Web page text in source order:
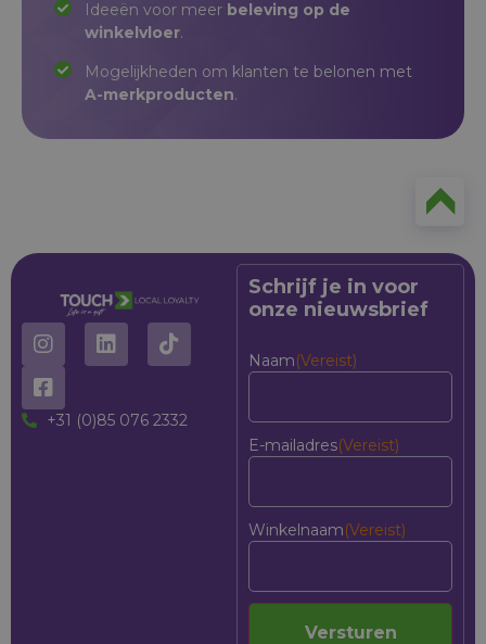
Ideeën voor meer beleving op de
winkelvloer.
Mogelijkheden om klanten te belonen met
A-merkproducten.
+31 (0)85 076 2332
Schrijf je in voor
onze nieuwsbrief
Naam(Vereist)
E-mailadres(Vereist)
Winkelnaam(Vereist)
Versturen